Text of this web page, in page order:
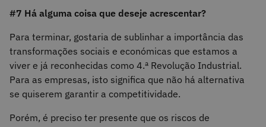
#7 Há alguma coisa que deseje acrescentar?
Para terminar, gostaria de sublinhar a importância das
transformações sociais e económicas que estamos a
viver e já reconhecidas como 4.ª Revolução Industrial.
Para as empresas, isto significa que não há alternativa
se quiserem garantir a competitividade.
Porém, é preciso ter presente que os riscos de